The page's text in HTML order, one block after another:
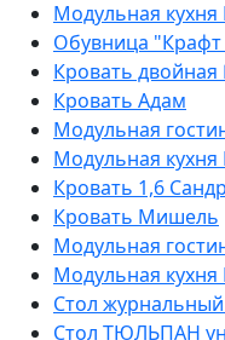
Модульная кухня
Обувница "Крафт
Кровать
Кровать Адам
Модульная
Модульная кухня
Кровать 1,6
Кровать Мишель
Модульная
Модульная кухня
Стол
Стол ТЮЛЬПАН